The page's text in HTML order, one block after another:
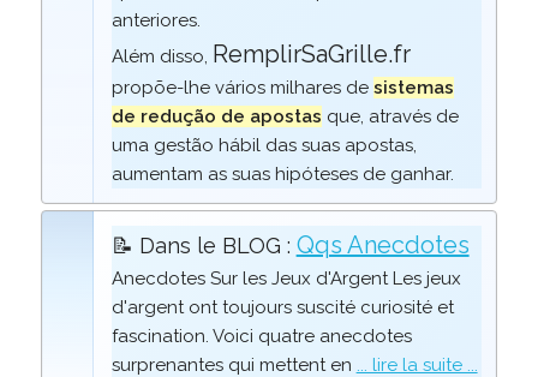
anteriores.
Além disso, RemplirSaGrille.fr
propõe-lhe vários milhares de sistemas
de redução de apostas que, através de
uma gestão hábil das suas apostas,
aumentam as suas hipóteses de ganhar.
📝 Dans le BLOG : Qqs Anecdotes
Anecdotes Sur les Jeux d'Argent Les jeux
d'argent ont toujours suscité curiosité et
fascination. Voici quatre anecdotes
surprenantes qui mettent en ... lire la suite ...